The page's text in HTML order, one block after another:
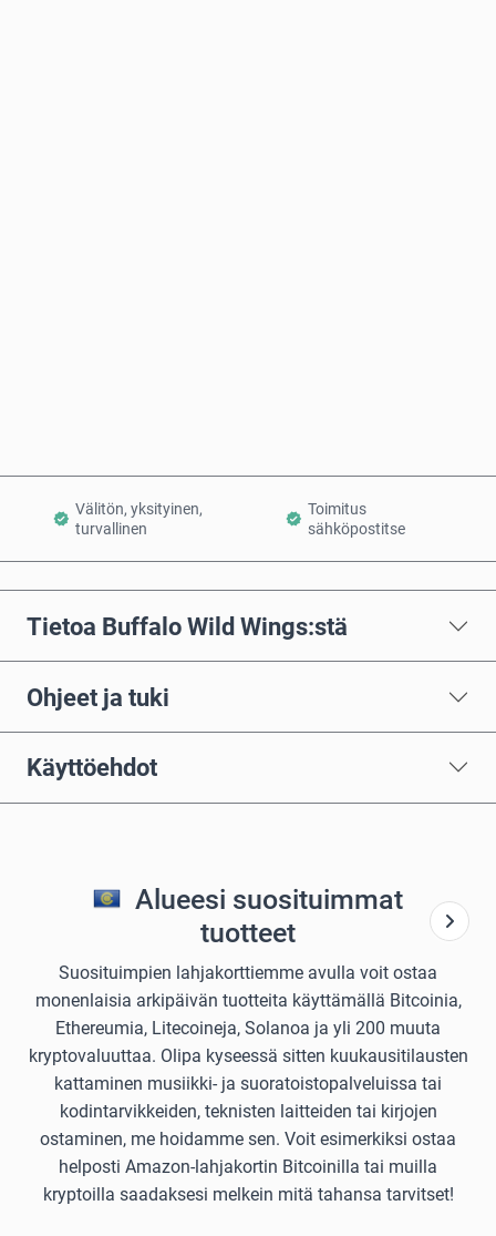
Välitön, yksityinen,
turvallinen
Toimitus
sähköpostitse
Tietoa Buffalo Wild Wings:stä
Ohjeet ja tuki
Käyttöehdot
Alueesi suosituimmat
tuotteet
Suosituimpien lahjakorttiemme avulla voit ostaa
monenlaisia arkipäivän tuotteita käyttämällä Bitcoinia,
Ethereumia, Litecoineja, Solanoa ja yli 200 muuta
kryptovaluuttaa. Olipa kyseessä sitten kuukausitilausten
kattaminen musiikki- ja suoratoistopalveluissa tai
kodintarvikkeiden, teknisten laitteiden tai kirjojen
ostaminen, me hoidamme sen. Voit esimerkiksi ostaa
helposti Amazon-lahjakortin Bitcoinilla tai muilla
kryptoilla saadaksesi melkein mitä tahansa tarvitset!